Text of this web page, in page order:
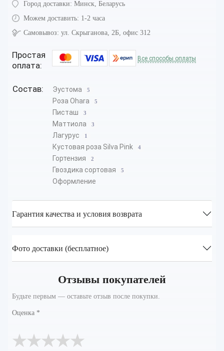
Город доставки: Минск, Беларусь
Можем доставить: 1-2 часа
Самовывоз: ул. Скрыганова, 2Б, офис 312
Простая
оплата:
Все способы оплаты
Состав: Эустома 5
Роза Ohara 5
Писташ 3
Маттиола 3
Лагурус 1
Кустовая роза Silva Pink 4
Гортензия 2
Гвоздика сортовая 5
Оформление
Гарантия качества и условия возврата
Фото доставки (бесплатное)
Отзывы покупателей
Будьте первым — оставьте отзыв после покупки.
Оценка *
★
★
★
★
★